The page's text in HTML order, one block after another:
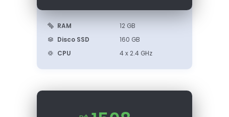
RAM
12 GB
Disco SSD
160 GB
CPU
4 x 2.4 GHz